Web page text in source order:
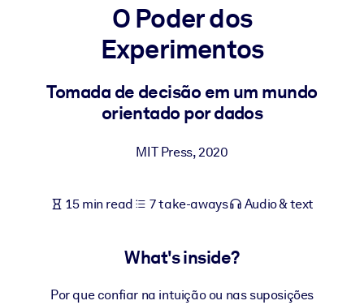
For LMS/LXP
Bring bite-sized, verified knowledge into your LMS/LXP for
learning results.
Enrich your corporate library with trusted, ready-to-use business
For AI Systems
O Poder dos
Experimentos
Tomada de decisão em um mundo
orientado por dados
MIT Press,2020
15 min read 7 take-aways Audio & text
What's inside?
Por que confiar na intuição ou nas suposições